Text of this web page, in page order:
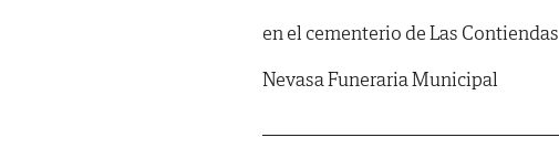
en el cementerio de Las Contiendas
Nevasa Funeraria Municipal